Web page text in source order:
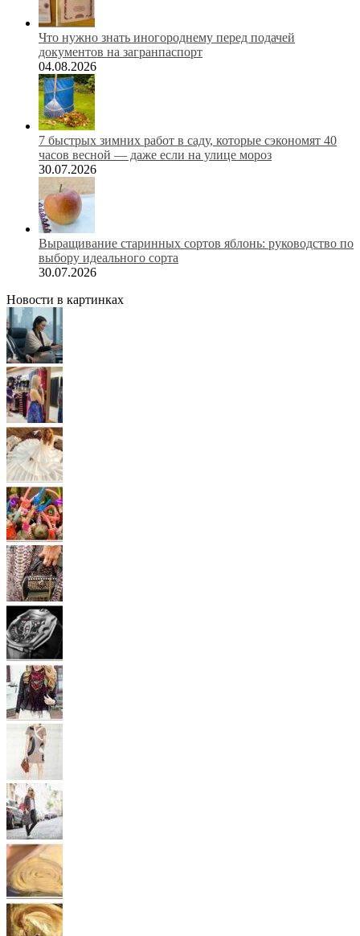
Что нужно знать иногороднему перед подачей
документов на загранпаспорт
04.08.2026
7 быстрых зимних работ в саду, которые сэкономят 40
часов весной — даже если на улице мороз
30.07.2026
Выращивание старинных сортов яблонь: руководство по
выбору идеального сорта
30.07.2026
Новости в картинках